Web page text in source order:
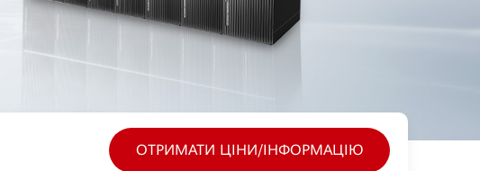
ОТРИМАТИ ЦІНИ/ІНФОРМАЦІЮ